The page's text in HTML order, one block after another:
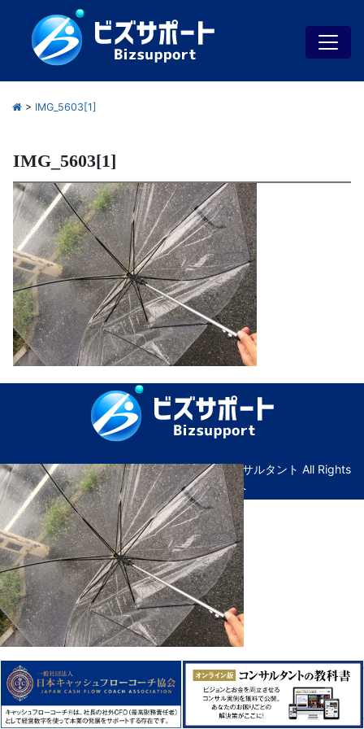
> IMG_5603[1]
IMG_5603[1]
© Copyright ビズサポート｜広島の経営コンサルタント All Rights
Reserved. ｜管理画面へ